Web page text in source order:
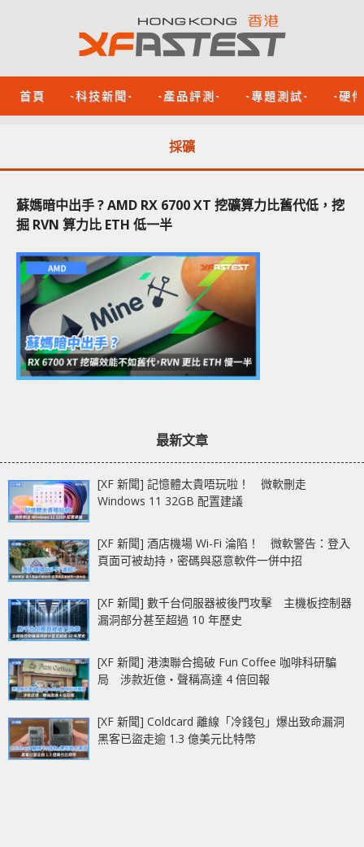
首頁 -科技新聞- -產品評測- -專題測試- -硬
採礦
蘇媽暗中出手 ? AMD RX 6700 XT 挖礦算力比舊代低，挖
掘 RVN 算力比 ETH 低一半
最新文章
[XF 新聞] 記憶體太貴唔玩啦！ 微軟刪走
Windows 11 32GB 配置建議
[XF 新聞] 酒店機場 Wi-Fi 淪陷！ 微軟警告：登入
頁面可被劫持，密碼與惡意軟件一併中招
[XF 新聞] 數千台伺服器被後門攻擊 主機板控制器
漏洞部分甚至超過 10 年歷史
[XF 新聞] 港澳聯合搗破 Fun Coffee 咖啡科研騙
局 涉款近億‧聲稱高達 4 倍回報
[XF 新聞] Coldcard 離線「冷錢包」爆出致命漏洞
黑客已盜走逾 1.3 億美元比特幣